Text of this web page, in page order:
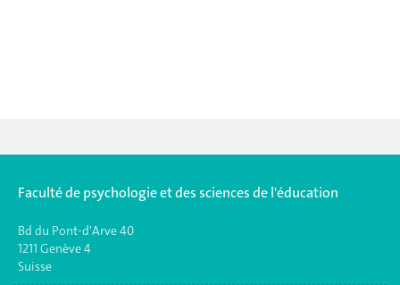
Faculté de psychologie et des sciences de l'éducation
Bd du Pont-d'Arve 40
1211 Genève 4
Suisse